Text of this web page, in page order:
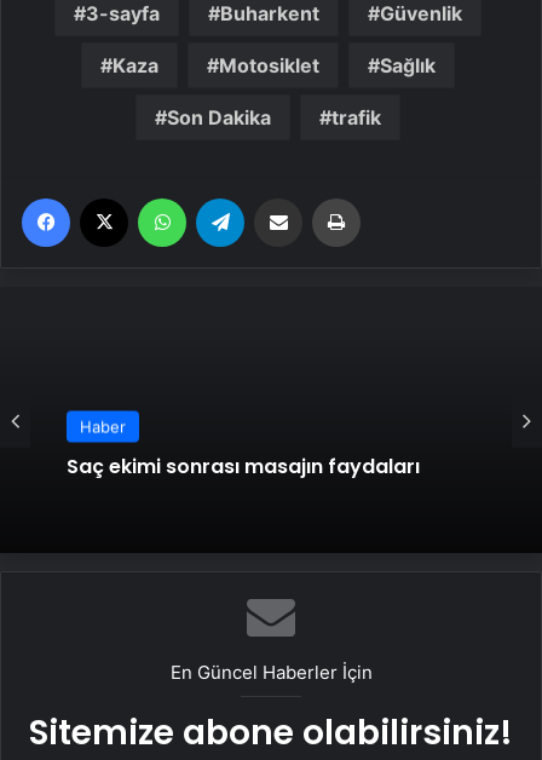
3-sayfa Buharkent Güvenlik
Kaza Motosiklet Sağlık
Son Dakika trafik
Facebook WhatsApp Email'den paylaş
Saç ekimi sonrası masajın faydaları
Haber
Foley hayatını kaybetti! Sinsice ilerleyen
En Güncel Haberler İçin
Sitemize abone olabilirsiniz!